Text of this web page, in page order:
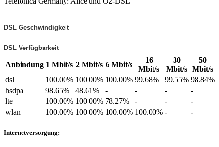
DSL Geschwindigkeit
DSL Verfügbarkeit
Anbindung 1 Mbit/s 2 Mbit/s 6 Mbit/s
16
Mbit/s
30
Mbit/s
50
Mbit/s
dsl
100.00% 100.00% 100.00% 99.68% 99.55% 98.84%
hsdpa
98.65% 48.61% - - -
-
lte
100.00% 100.00% 78.27% - -
-
wlan
100.00% 100.00% 100.00% 100.00% - -
Internetversorgung: